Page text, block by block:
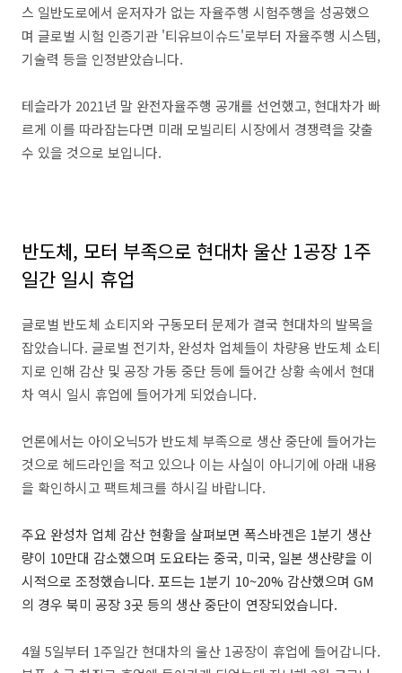
스 일반도로에서 운저자가 없는 자율주행 시험주행을 성공했으
며 글로벌 시험 인증기관 '티유브이슈드'로부터 자율주행 시스템,
기술력 등을 인정받았습니다.
테슬라가 2021년 말 완전자율주행 공개를 선언했고, 현대차가 빠
르게 이를 따라잡는다면 미래 모빌리티 시장에서 경쟁력을 갖출
수 있을 것으로 보입니다.
반도체, 모터 부족으로 현대차 울산 1공장 1주
일간 일시 휴업
글로벌 반도체 쇼티지와 구동모터 문제가 결국 현대차의 발목을
잡았습니다. 글로벌 전기차, 완성차 업체들이 차량용 반도체 쇼티
지로 인해 감산 및 공장 가동 중단 등에 들어간 상황 속에서 현대
차 역시 일시 휴업에 들어가게 되었습니다.
언론에서는 아이오닉5가 반도체 부족으로 생산 중단에 들어가는
것으로 헤드라인을 적고 있으나 이는 사실이 아니기에 아래 내용
을 확인하시고 팩트체크를 하시길 바랍니다.
주요 완성차 업체 감산 현황을 살펴보면 폭스바겐은 1분기 생산
량이 10만대 감소했으며 도요타는 중국, 미국, 일본 생산량을 이
시적으로 조정했습니다. 포드는 1분기 10~20% 감산했으며 GM
의 경우 북미 공장 3곳 등의 생산 중단이 연장되었습니다.
4월 5일부터 1주일간 현대차의 울산 1공장이 휴업에 들어갑니다.